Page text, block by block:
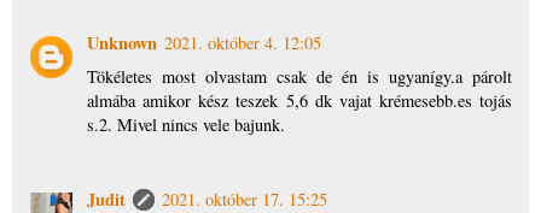
Unknown 2021. október 4. 12:05
Tökéletes most olvastam csak de én is ugyanígy.a párolt
almába amikor kész teszek 5,6 dk vajat krémesebb.es tojás
s.2. Mivel nincs vele bajunk.
Judit
2021. október 17. 15:25